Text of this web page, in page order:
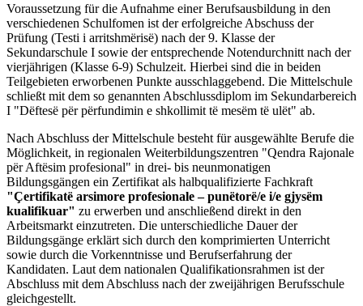
Voraussetzung für die Aufnahme einer Berufsausbildung in den
verschiedenen Schulfomen ist der erfolgreiche Abschuss der
Prüfung (Testi i arritshmërisë) nach der 9. Klasse der
Sekundarschule I sowie der entsprechende Notendurchnitt nach der
vierjährigen (Klasse 6-9) Schulzeit. Hierbei sind die in beiden
Teilgebieten erworbenen Punkte ausschlaggebend. Die Mittelschule
schließt mit dem so genannten Abschlussdiplom im Sekundarbereich
I "Dëftesë për përfundimin e shkollimit të mesëm të ulët" ab.
Nach Abschluss der Mittelschule besteht für ausgewählte Berufe die
Möglichkeit, in regionalen Weiterbildungszentren "Qendra Rajonale
për Aftësim profesional" in drei- bis neunmonatigen
Bildungsgängen ein Zertifikat als halbqualifizierte Fachkraft
"Çertifikatë arsimore profesionale – punëtorë/e i/e gjysëm
kualifikuar" zu erwerben und anschließend direkt in den
Arbeitsmarkt einzutreten. Die unterschiedliche Dauer der
Bildungsgänge erklärt sich durch den komprimierten Unterricht
sowie durch die Vorkenntnisse und Berufserfahrung der
Kandidaten. Laut dem nationalen Qualifikationsrahmen ist der
Abschluss mit dem Abschluss nach der zweijährigen Berufsschule
gleichgestellt.